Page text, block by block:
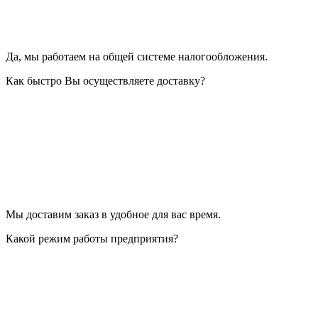
Да, мы работаем на общей системе налогообложения.
Как быстро Вы осуществляете доставку?
Мы доставим заказ в удобное для вас время.
Какой режим работы предприятия?